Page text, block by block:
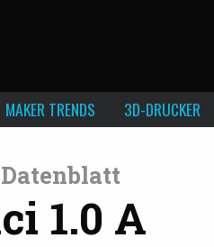
MAKER TRENDS 3D-DRUCKER
1.0 A